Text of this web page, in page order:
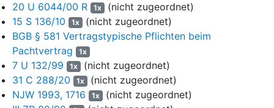
2. Die Kostenentscheidung bleibt der Schlussentscheidung
vorbehalten.
Tatbestand
1
Die Parteien streiten um die Qualifizierung des Grundstücks
in Mühlhausen, Flur …., Flurstück ... mit 10.228 m² als
Kleingartenanlage im Sinne des Bundeskleingartengesetzes.
20 U 6044/00 R 1x (nicht zugeordnet)
15 S 136/10
1x (nicht zugeordnet)
BGB § 581 Vertragstypische Pflichten beim
Pachtvertrag
1x
7 U 132/99 1x (nicht zugeordnet)
31 C 288/20
1x (nicht zugeordnet)
NJW 1993, 1716
1x (nicht zugeordnet)